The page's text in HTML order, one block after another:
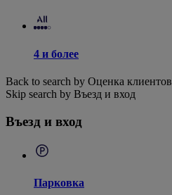
4 и более
Back to search by Оценка клиентов
Skip search by Въезд и вход
Въезд и вход
Парковка